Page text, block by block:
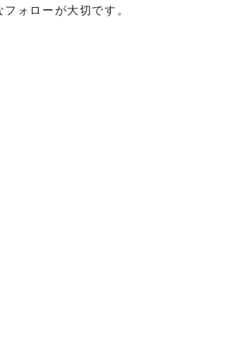
ォローが大切です。